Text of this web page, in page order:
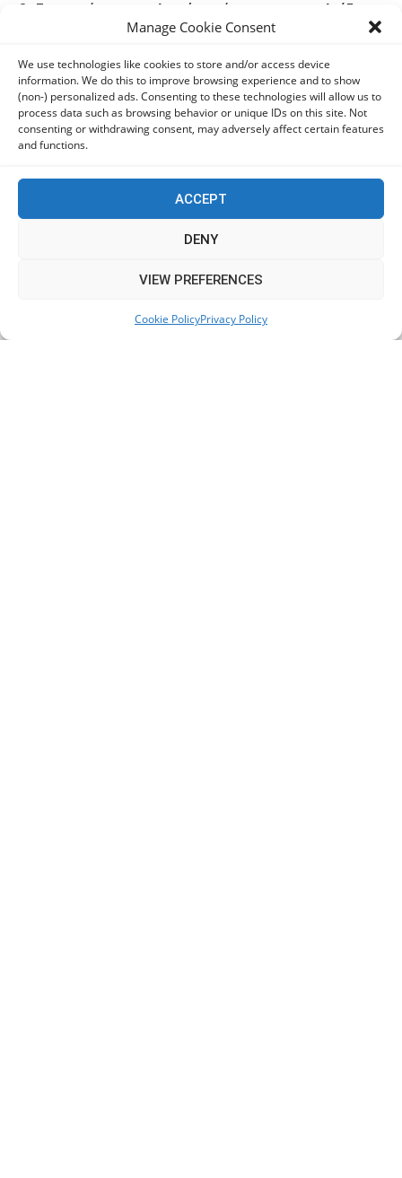
Manage Cookie Consent
We use technologies like cookies to store and/or access device
information. We do this to improve browsing experience and to show
(non-) personalized ads. Consenting to these technologies will allow us to
process data such as browsing behavior or unique IDs on this site. Not
consenting or withdrawing consent, may adversely affect certain features
and functions.
ACCEPT
DENY
VIEW PREFERENCES
Cookie PolicyPrivacy Policy
Οι Ευρωπαίοι καταναλωτές φαίνεται να «αγκαλιάζουν»
τα νέα Samsung Galaxy Z Fold8
Οι χρήστες Mac είναι περισσότερο εκτεθειμένοι σε
κυβερνοαπειλές αλλά λαμβάνουν λιγότερα μέτρα
προστασίας
Πόλη Χρυσοχούς: Σε εξέλιξη η ενοποίηση τεσσάρων
αρχαιολογικών χώρων (εικόνες)
όσους δεν συμμορφώθηκαν για τις επικίνδυνες
This website uses cookies to improve your experience. We'll
Accept
Read More